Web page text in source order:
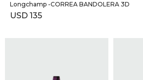
Longchamp -CORREA BANDOLERA 3D
USD 135